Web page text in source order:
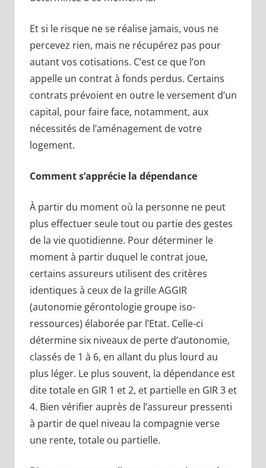
Et si le risque ne se réalise jamais, vous ne
percevez rien, mais ne récupérez pas pour
autant vos cotisations. C’est ce que l’on
appelle un contrat à fonds perdus. Certains
contrats prévoient en outre le versement d’un
capital, pour faire face, notamment, aux
nécessités de l’aménagement de votre
logement.
Comment s’apprécie la dépendance
À partir du moment où la personne ne peut
plus effectuer seule tout ou partie des gestes
de la vie quotidienne. Pour déterminer le
moment à partir duquel le contrat joue,
certains assureurs utilisent des critères
identiques à ceux de la grille AGGIR
(autonomie gérontologie groupe iso-
ressources) élaborée par l’Etat. Celle-ci
détermine six niveaux de perte d’autonomie,
classés de 1 à 6, en allant du plus lourd au
plus léger. Le plus souvent, la dépendance est
dite totale en GIR 1 et 2, et partielle en GIR 3 et
4. Bien vérifier auprès de l’assureur pressenti
à partir de quel niveau la compagnie verse
une rente, totale ou partielle.